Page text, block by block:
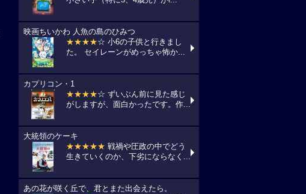
映画ちいかわ 人魚の島のひみつ
★★★★☆ 小6の子供と行きまし
た。 セイレーンがめっちゃ怖か...
カプリコン・1
★★★★☆ ずいぶん前に見た感じ
がしますが、面白かったです。作...
大統領のケーキ
★★★★★ 戦禍や圧政の中でどう
生きていくのか、下劣にならなく...
あの花が咲く丘で、君とまた出会えたら。